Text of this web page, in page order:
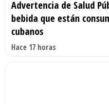
Advertencia de Salud
bebida que están
cubanos
Hace 17 horas